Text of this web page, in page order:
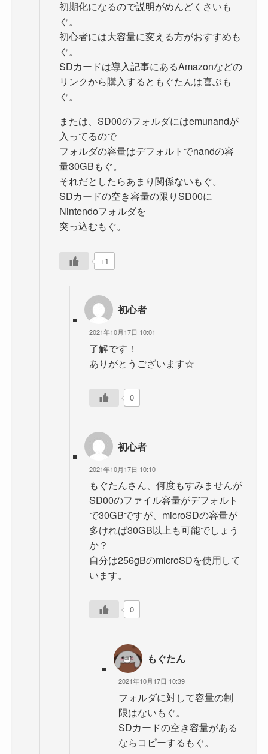
初期化になるので説明がめんどくさいも
ぐ。
初心者には大容量に変える方がおすすめも
ぐ。
SDカードは導入記事にあるAmazonなどの
リンクから購入するともぐたんは喜ぶも
ぐ。
または、SD00のフォルダにはemunandが
入ってるので
フォルダの容量はデフォルトでnandの容
量30GBもぐ。
それだとしたらあまり関係ないもぐ。
SDカードの空き容量の限りSD00に
Nintendoフォルダを
突っ込むもぐ。
+1
初心者
2021年10月17日 10:01
了解です！
ありがとうございます☆
0
初心者
2021年10月17日 10:10
もぐたんさん、何度もすみませんが
SD00のファイル容量がデフォルト
で30GBですが、microSDの容量が
多ければ30GB以上も可能でしょう
か？
自分は256gBのmicroSDを使用して
います。
0
もぐたん
2021年10月17日 10:39
フォルダに対して容量の制
限はないもぐ。
SDカードの空き容量がある
ならコピーするもぐ。